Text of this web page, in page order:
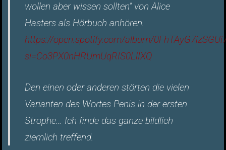
wollen aber wissen sollten” von Alice
Hasters als Hörbuch anhören.
https://open.spotify.com/album/
si=Co3PX0nHRUmUqRIS0LlIXQ
Den einen oder anderen störten die vielen
Varianten des Wortes Penis in der ersten
Strophe… Ich finde das ganze bildlich
ziemlich treffend.